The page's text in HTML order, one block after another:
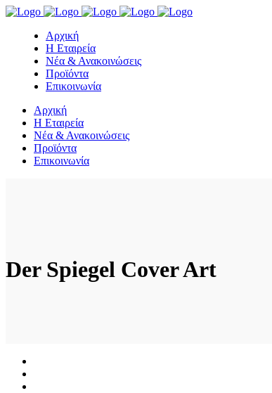
Αρχική
Η Εταιρεία
Νέα & Ανακοινώσεις
Προϊόντα
Επικοινωνία
Αρχική
Η Εταιρεία
Νέα & Ανακοινώσεις
Προϊόντα
Επικοινωνία
Der Spiegel Cover Art